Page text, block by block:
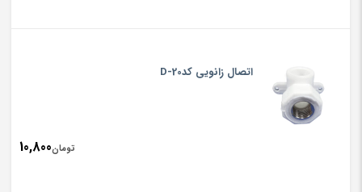
اتصال زانویی کدD-20
تومان10,800